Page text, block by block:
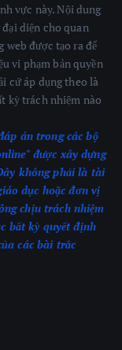
vực này. Nội dung
diện cho quan
web được tạo ra để
vi phạm bản quyền
cứ áp dụng theo là
kỳ trách nhiệm nào
án trong các bộ
được xây dựng
không phải là tài
dục hoặc đơn vị
chịu trách nhiệm
bất kỳ quyết định
các bài trắc